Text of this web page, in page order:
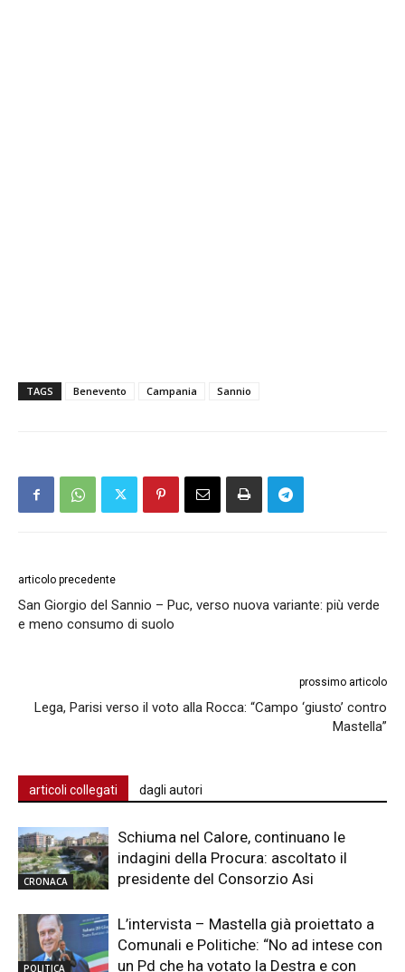
TAGS Benevento Campania Sannio
articolo precedente
San Giorgio del Sannio – Puc, verso nuova variante: più verde
e meno consumo di suolo
prossimo articolo
Lega, Parisi verso il voto alla Rocca: “Campo ‘giusto’ contro
Mastella”
articoli collegati dagli autori
CRONACA
Schiuma nel Calore, continuano le
indagini della Procura: ascoltato il
presidente del Consorzio Asi
POLITICA
L’intervista – Mastella già proiettato a
Comunali e Politiche: “No ad intese con
un Pd che ha votato la Destra e con